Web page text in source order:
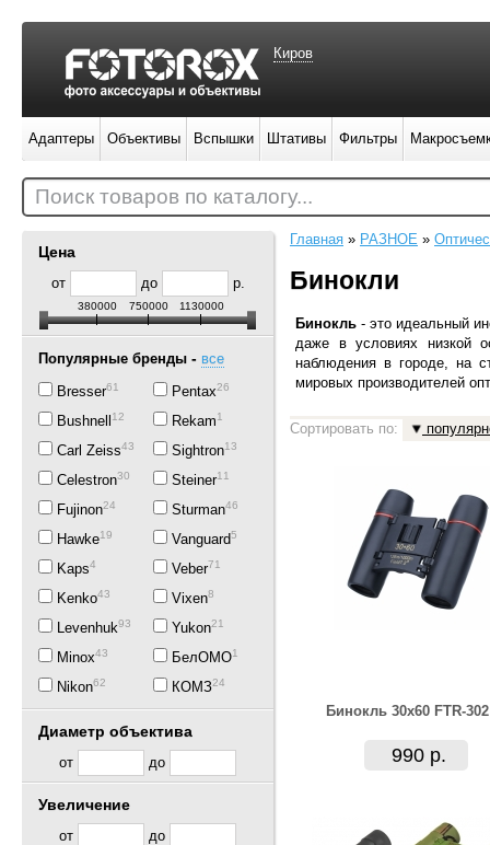
Цена
от до р.
380000 750000 1130000
Популярные бренды - все
Bresser61
Bushnell12
Carl Zeiss43
Celestron30
Fujinon24
Hawke19
Kaps4
Kenko43
Levenhuk93
Minox43
Nikon62
Pentax26
Rekam1
Sightron13
Steiner11
Sturman46
Vanguard5
Veber71
Vixen8
Yukon21
БелОМО1
КОМЗ24
Диаметр объектива
от до
Увеличение
от до
Главная » РАЗНОЕ »
Бинокли
Бинокль -это идеальный
даже в условиях низкой
наблюдения в городе, на
мировых производителей
Сортировать по:
Бинокль 30x60 FTR-302
990 р.
Киров
Адаптеры Объективы Вспышки Штативы Фильтры
Поиск товаров по каталогу...